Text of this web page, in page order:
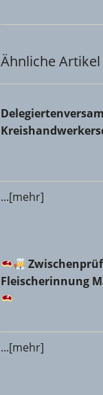
Ähnliche Artikel
...[mehr]
Fleischerinnung
...[mehr]